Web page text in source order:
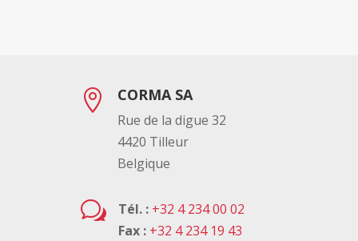
 CORMA SA
Rue de la digue 32
4420 Tilleur
Belgique
w Tél. : +32 4 234 00 02
Fax : +32 4 234 19 43